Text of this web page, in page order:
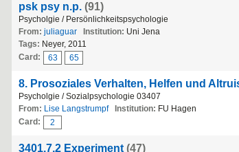
psk psy n.p. (91)
Psycholgie / Persönlichkeitspsychologie
From: juliaguar Institution: Uni Jena
Tags: Neyer, 2011
Card:
63 65
8. Prosoziales Verhalten, Helfen und
Psycholgie / Sozialpsychologie 03407
From: Lise Langstrumpf Institution: FU Hagen
Card:
2
3401.7.2 Experiment (47)